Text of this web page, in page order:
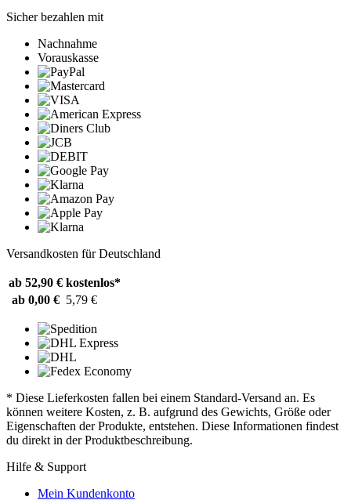
Sicher bezahlen mit
Nachnahme
Vorauskasse
Versandkosten für Deutschland
ab 52,90 € kostenlos*
ab 0,00 € 5,79 €
* Diese Lieferkosten fallen bei einem Standard-Versand an. Es
können weitere Kosten, z. B. aufgrund des Gewichts, Größe oder
Eigenschaften der Produkte, entstehen. Diese Informationen findest
du direkt in der Produktbeschreibung.
Hilfe & Support
Mein Kundenkonto